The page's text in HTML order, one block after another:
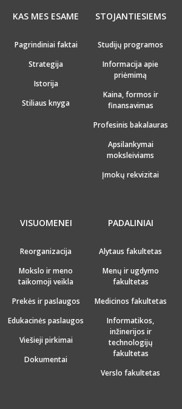
KAS MES ESAME
Pagrindiniai faktai
Strategija
Istorija
Stiliaus knyga
STOJANTIESIEMS
Studijų programos
Informacija apie
priėmimą
Kaina, formos ir
finansavimas
Profesinis bakalauras
Apsilankymai
moksleiviams
Įmokų rekvizitai
VISUOMENEI
Reorganizacija
Mokslo ir meno
taikomoji veikla
Prekės ir paslaugos
Edukacinės paslaugos
Viešieji pirkimai
Dokumentai
PADALINIAI
Alytaus fakultetas
Menų ir ugdymo
fakultetas
Medicinos fakultetas
Informatikos,
inžinerijos ir
technologijų
fakultetas
Verslo fakultetas